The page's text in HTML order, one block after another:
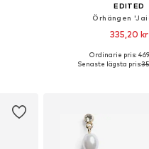
EDITED
Örhängen
335,20 kr
Tillgängliga
Ordinarie pris:
Senaste lägsta pris: